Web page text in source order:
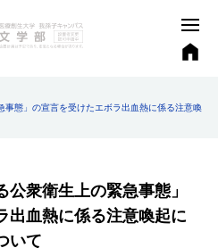
事態」の宣言を受けたエボラ出血熱に係る注意喚
公衆衛生上の緊急事態」
出血熱に係る注意喚起に
いて